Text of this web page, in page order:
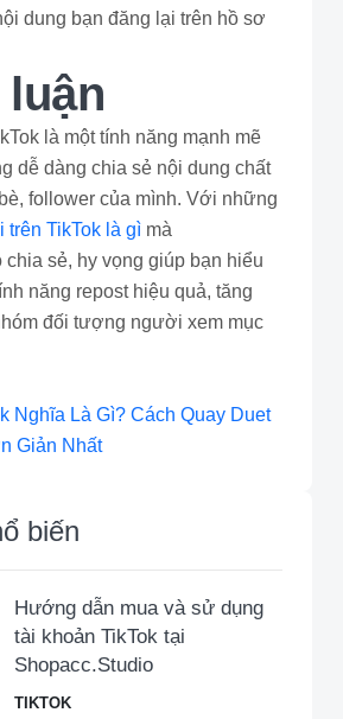
dung bạn đăng lại trên hồ sơ
luận
là một tính năng mạnh mẽ
dễ dàng chia sẻ nội dung chất
follower của mình. Với những
trên TikTok là gì mà
chia sẻ, hy vọng giúp bạn hiểu
năng repost hiệu quả, tăng
đối tượng người xem mục
Nghĩa Là Gì? Cách Quay Duet
Giản Nhất
biến
Hướng dẫn mua và sử dụng
tài khoản TikTok tại
Shopacc.Studio
TIKTOK